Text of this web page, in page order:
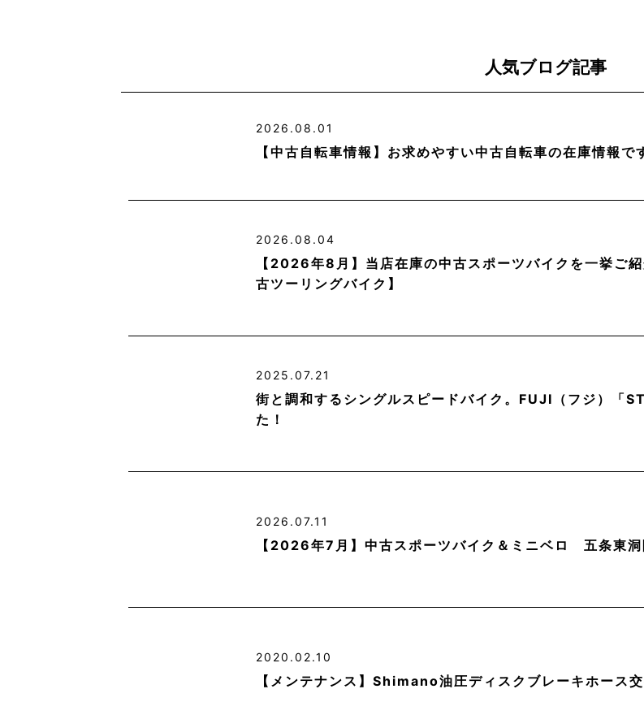
人気ブログ記事
2026.08.01
【中古自転車情報】お求めやすい中古自転車の在庫情報で
2026.08.04
【2026年8月】当店在庫の中古スポーツバイクを一挙ご
古ツーリングバイク】
2025.07.21
街と調和するシングルスピードバイク。FUJI（フジ）「
た！
2026.07.11
【2026年7月】中古スポーツバイク＆ミニベロ 五条東洞
2020.02.10
【メンテナンス】Shimano油圧ディスクブレーキホース